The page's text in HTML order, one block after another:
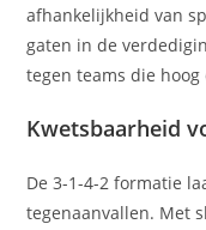
afhankelijkheid van
gaten in de
tegen teams die
Kwetsbaarheid
De 3-1-4-2 formatie
tegenaanvallen. Met